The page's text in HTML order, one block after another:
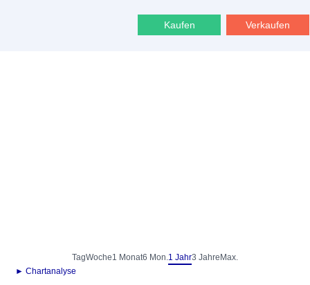
Kaufen Verkaufen
TagWoche1 Monat6 Mon.1 Jahr3 Jahre Max.
► Chartanalyse